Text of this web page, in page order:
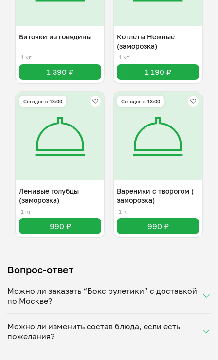
Биточки из говядины
1 кг
1 390 ₽
Котлеты Нежные
(заморозка)
1 кг
1 190 ₽
Сегодня с 13:00
Ленивые голубцы
(заморозка)
1 кг
990 ₽
Сегодня с 13:00
Вареники с творогом (
заморозка)
1 кг
990 ₽
Вопрос-ответ
Можно ли заказать “Бокс рулетики” с доставкой
по Москве?
Укажите удобное время — и получите свежее
домашнее блюдо в большой порции прямо с плиты.
минут. Статус заказа отслеживайте в личном
Можно ли изменить состав блюда, если есть
пожелания?